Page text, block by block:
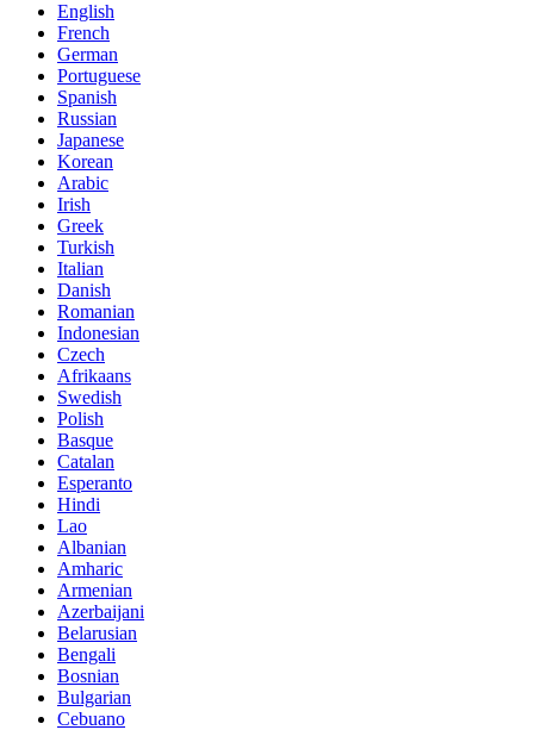
English
French
German
Portuguese
Spanish
Russian
Japanese
Korean
Arabic
Irish
Greek
Turkish
Italian
Danish
Romanian
Indonesian
Czech
Afrikaans
Swedish
Polish
Basque
Catalan
Esperanto
Hindi
Lao
Albanian
Amharic
Armenian
Azerbaijani
Belarusian
Bengali
Bosnian
Bulgarian
Cebuano